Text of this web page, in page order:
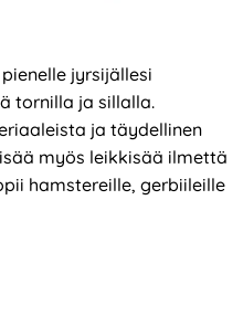
jyrsijällesi
tornilla ja sillalla.
ja täydellinen
myös leikkisää ilmettä
hamstereille, gerbiileille